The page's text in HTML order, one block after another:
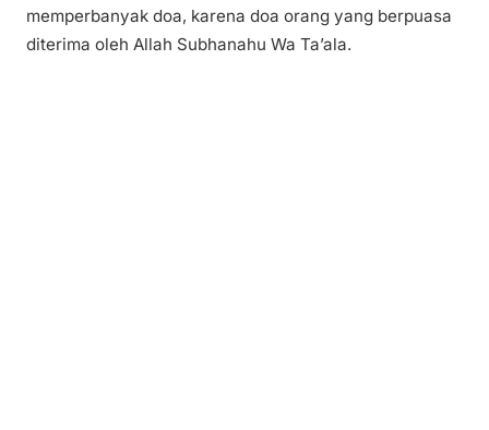
memperbanyak doa, karena doa orang yang berpuasa
diterima oleh Allah Subhanahu Wa Ta’ala.